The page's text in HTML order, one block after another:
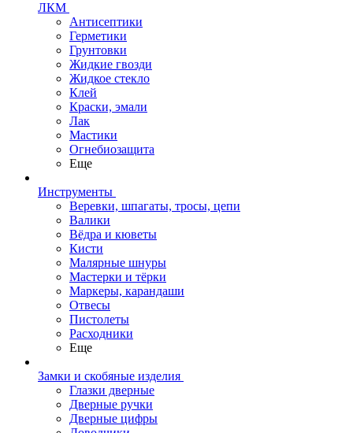
ЛКМ
Антисептики
Герметики
Грунтовки
Жидкие гвозди
Жидкое стекло
Клей
Краски, эмали
Лак
Мастики
Огнебиозащита
Еще
Инструменты
Веревки, шпагаты, тросы, цепи
Валики
Вёдра и кюветы
Кисти
Малярные шнуры
Мастерки и тёрки
Маркеры, карандаши
Отвесы
Пистолеты
Расходники
Еще
Замки и скобяные изделия
Глазки дверные
Дверные ручки
Дверные цифры